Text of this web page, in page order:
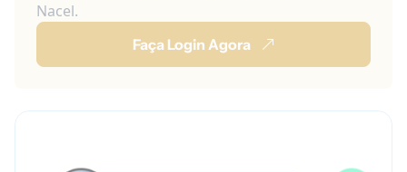
Nacel.
Faça Login Agora